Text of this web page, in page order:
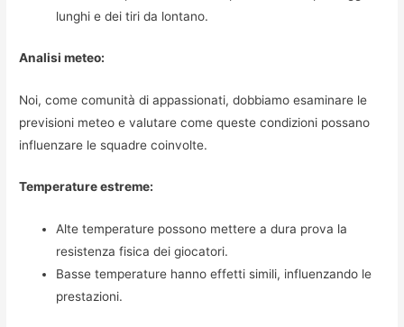
lunghi e dei tiri da lontano.
Analisi meteo:
Noi, come comunità di appassionati, dobbiamo esaminare le
previsioni meteo e valutare come queste condizioni possano
influenzare le squadre coinvolte.
Temperature estreme:
Alte temperature possono mettere a dura prova la
resistenza fisica dei giocatori.
Basse temperature hanno effetti simili, influenzando le
prestazioni.